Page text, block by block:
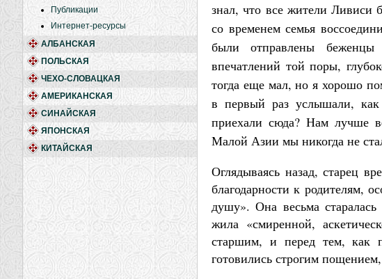
Публикации
Интернет-ресурсы
АЛБАНСКАЯ
ПОЛЬСКАЯ
ЧЕХО-СЛОВАЦКАЯ
АМЕРИКАНСКАЯ
СИНАЙСКАЯ
ЯПОНСКАЯ
КИТАЙСКАЯ
знал, что все жители Ливиси
со временем семья
были отправлены
впечатлений той поры,
тогда еще мал, но я хорошо
в первый раз услышали,
приехали сюда? Нам лучше
Малой Азии мы никогда не
Оглядываясь назад, старец
благодарности к родителям,
душу». Она весьма
жила «смиренной,
старшим, и перед тем, как
готовились строгим